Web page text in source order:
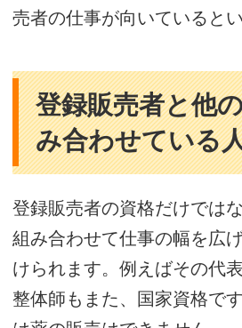
売者の仕事が向いているとい
登録販売者と他
み合わせている
登録販売者の資格だけでは
組み合わせて仕事の幅を広
けられます。例えばその代
整体師もまた、国家資格で